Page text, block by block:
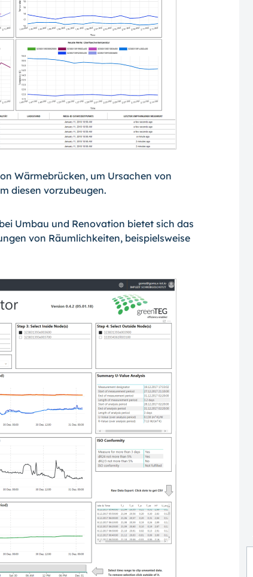
Wärmebrücken, um Ursachen von
diesen vorzubeugen.
Umbau und Renovation bietet sich das
von Räumlichkeiten, beispielsweise